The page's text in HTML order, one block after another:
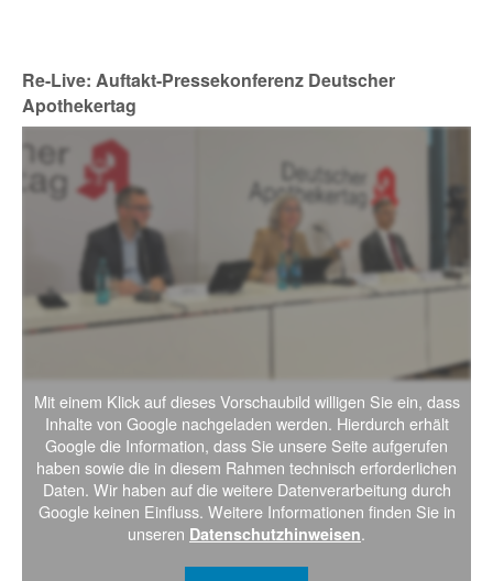
Re-Live: Auftakt-Pressekonferenz Deutscher
Apothekertag
Mit einem Klick auf dieses Vorschaubild willigen Sie ein, dass
Inhalte von Google nachgeladen werden. Hierdurch erhält
Google die Information, dass Sie unsere Seite aufgerufen
haben sowie die in diesem Rahmen technisch erforderlichen
Daten. Wir haben auf die weitere Datenverarbeitung durch
Google keinen Einfluss. Weitere Informationen finden Sie in
unseren Datenschutzhinweisen.